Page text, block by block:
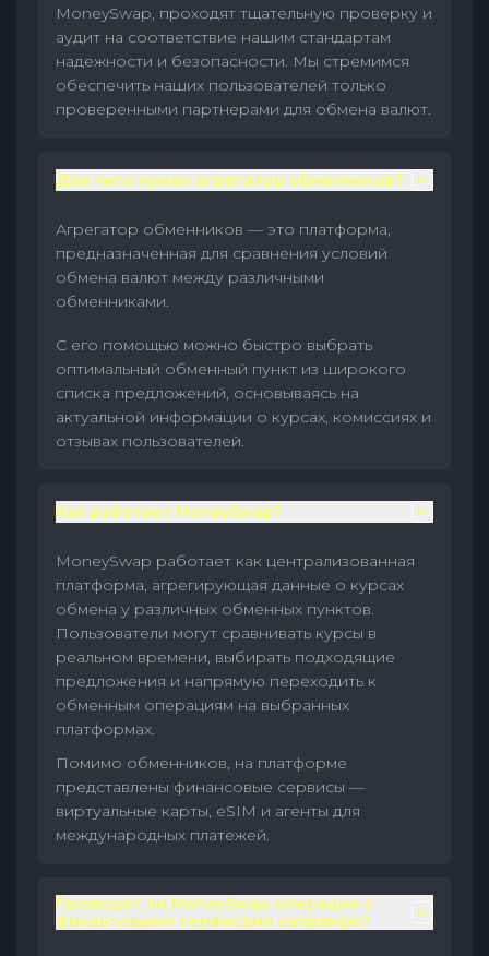
MoneySwap, проходят тщательную проверку и
аудит на соответствие нашим стандартам
надежности и безопасности. Мы стремимся
обеспечить наших пользователей только
проверенными партнерами для обмена валют.
Для чего нужен агрегатор обменников?
Агрегатор обменников — это платформа,
предназначенная для сравнения условий
обмена валют между различными
обменниками.
С его помощью можно быстро выбрать
оптимальный обменный пункт из широкого
списка предложений, основываясь на
актуальной информации о курсах, комиссиях и
отзывах пользователей.
Как работает MoneySwap?
MoneySwap работает как централизованная
платформа, агрегирующая данные о курсах
обмена у различных обменных пунктов.
Пользователи могут сравнивать курсы в
реальном времени, выбирать подходящие
предложения и напрямую переходить к
обменным операциям на выбранных
платформах.
Помимо обменников, на платформе
представлены финансовые сервисы —
виртуальные карты, eSIM и агенты для
международных платежей.
Проводит ли MoneySwap операции с
финансовыми сервисами напрямую?